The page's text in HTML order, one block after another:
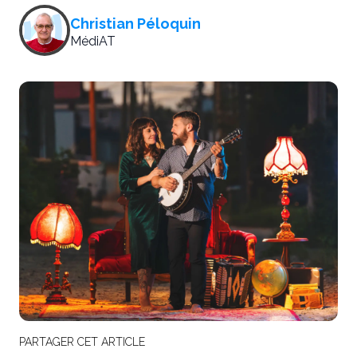
Christian Péloquin
MédiAT
PARTAGER CET ARTICLE